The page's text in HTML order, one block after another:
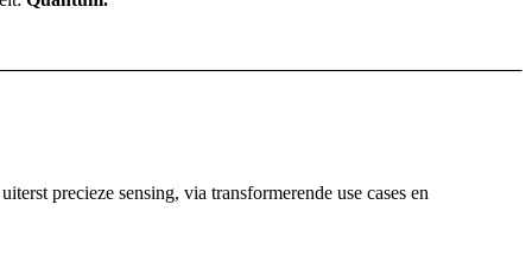
precieze sensing, via transformerende use cases en